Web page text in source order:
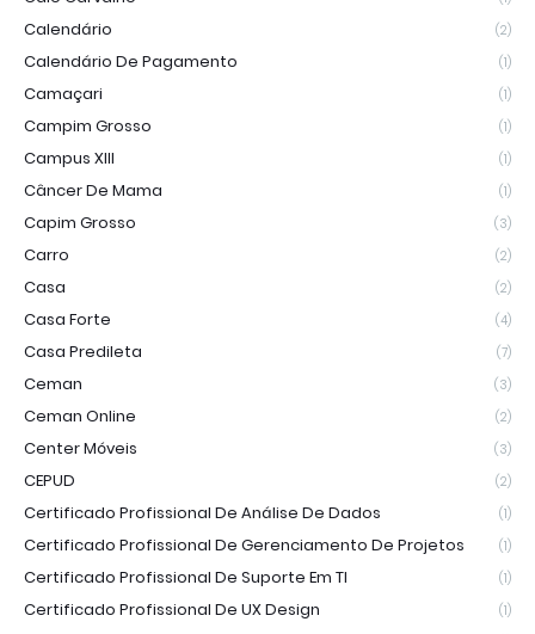
Calendário (2)
Calendário De Pagamento (1)
Camaçari (1)
Campim Grosso (1)
Campus XIII (1)
Câncer De Mama (1)
Capim Grosso (3)
Carro (2)
Casa (2)
Casa Forte (4)
Casa Predileta (7)
Ceman (3)
Ceman Online (2)
Center Móveis (3)
CEPUD (2)
Certificado Profissional De Análise De Dados (1)
Certificado Profissional De Gerenciamento De Projetos (1)
Certificado Profissional De Suporte Em TI (1)
Certificado Profissional De UX Design (1)